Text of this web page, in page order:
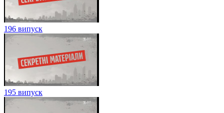
196 випуск
195 випуск